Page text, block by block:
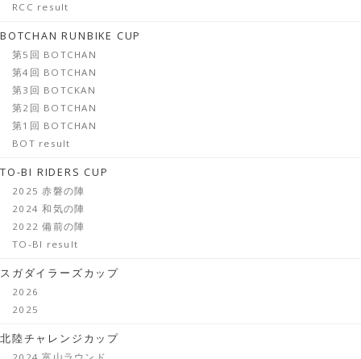
RCC result
BOTCHAN RUNBIKE CUP
第5回 BOTCHAN
第4回 BOTCHAN
第3回 BOTCKAN
第2回 BOTCHAN
第1回 BOTCHAN
BOT result
TO-BI RIDERS CUP
2025 赤磐の陣
2024 和気の陣
2022 備前の陣
TO-BI result
スガダイラーズカップ
2026
2025
北陸チャレンジカップ